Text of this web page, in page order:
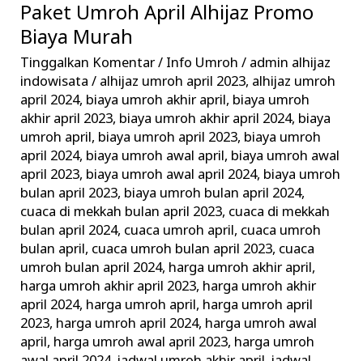
Paket Umroh April Alhijaz Promo
Biaya Murah
Tinggalkan Komentar/ Info Umroh / admin alhijaz
indowisata/ alhijaz umroh april 2023, alhijaz umroh
april 2024, biaya umroh akhir april, biaya umroh
akhir april 2023, biaya umroh akhir april 2024, biaya
umroh april, biaya umroh april 2023, biaya umroh
april 2024, biaya umroh awal april, biaya umroh awal
april 2023, biaya umroh awal april 2024, biaya umroh
bulan april 2023, biaya umroh bulan april 2024,
cuaca di mekkah bulan april 2023, cuaca di mekkah
bulan april 2024, cuaca umroh april, cuaca umroh
bulan april, cuaca umroh bulan april 2023, cuaca
umroh bulan april 2024, harga umroh akhir april,
harga umroh akhir april 2023, harga umroh akhir
april 2024, harga umroh april, harga umroh april
2023, harga umroh april 2024, harga umroh awal
april, harga umroh awal april 2023, harga umroh
Paket
Umroh
April
Alhijaz
Promo
Biaya
Murah